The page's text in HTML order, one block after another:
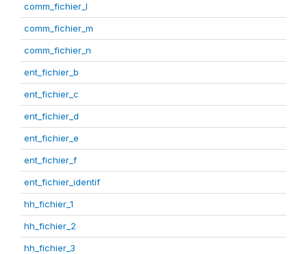
comm_fichier_l
comm_fichier_m
comm_fichier_n
ent_fichier_b
ent_fichier_c
ent_fichier_d
ent_fichier_e
ent_fichier_f
ent_fichier_identif
hh_fichier_1
hh_fichier_2
hh_fichier_3